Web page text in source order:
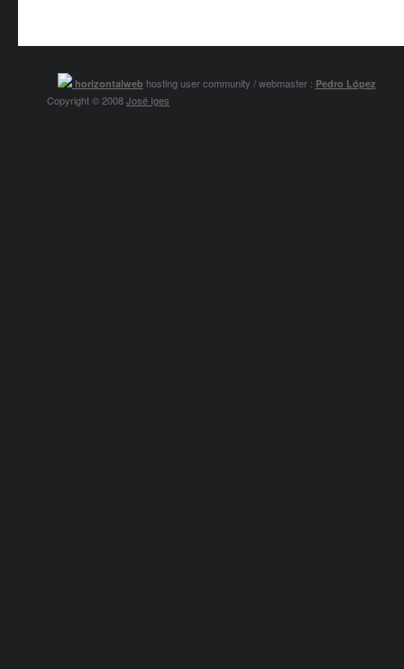
horizontalweb hosting user community / webmaster : Pedro López
Copyright © 2008José Iges